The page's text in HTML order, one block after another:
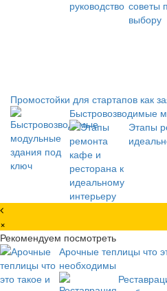
Промостойки для стартапов как
Быстровозводимые
Этапы
×
Рекомендуем посмотреть
Арочные теплицы что
необходимы